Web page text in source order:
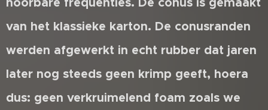
van het klassieke karton. De conusranden
werden afgewerkt in echt rubber dat jaren
later nog steeds geen krimp geeft, hoera
dus: geen verkruimelend foam zoals we